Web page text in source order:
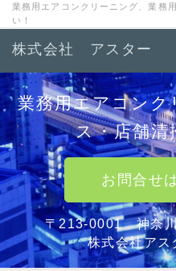
業務用エアコンクリーニング、業務
い！
株式会社 アスター
業務用エアコン
ス・店舗清
お問合せ
〒213-0001 神奈
株式会社ア